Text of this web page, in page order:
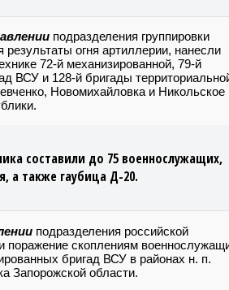
подразделения группировки
результаты огня артиллерии, нанесли
72-й механизированной, 79-й
ВСУ и 128-й бригады
Новомихайловка и Никольское
составили до 75 военнослужащих,
а также гаубица Д-20.
подразделения российской
поражение скоплениям
бригад ВСУ в районах н. п.
Запорожской области.